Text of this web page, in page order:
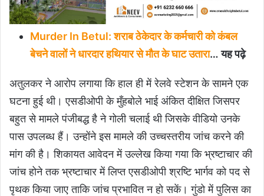
Murder In Betul: शराब ठेकेदार के कर्मचारी को कंबल
बेचने वालों ने धारदार हथियार से मौत के घाट उतारा… यह पढ़े
अतुलकर ने आरोप लगाया कि हाल ही में रेलवे स्टेशन के सामने एक
घटना हुई थी। एसडीओपी के मुँहबोले भाई अंकित दीक्षित जिसपर
बहुत से मामले पंजीबद्ध है ने गोली चलाई थी जिसके वीडियो उनके
पास उपलब्ध हैं। उन्होंने इस मामले की उच्चस्तरीय जांच करने की
मांग की है। शिकायत आवेदन में उल्लेख किया गया कि भ्रष्टाचार की
जांच होने तक भ्रष्टाचार में लिप्त एसडीओपी श्रष्टि भार्गव को पद से
पृथक किया जाए ताकि जांच प्रभावित न हो सकें। गुंडो में पुलिस का